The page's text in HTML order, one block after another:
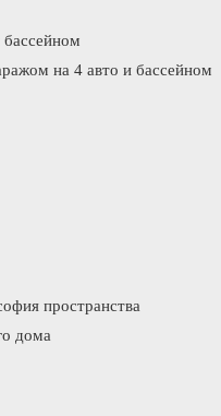
бассейном
на 4 авто и бассейном
пространства
дома